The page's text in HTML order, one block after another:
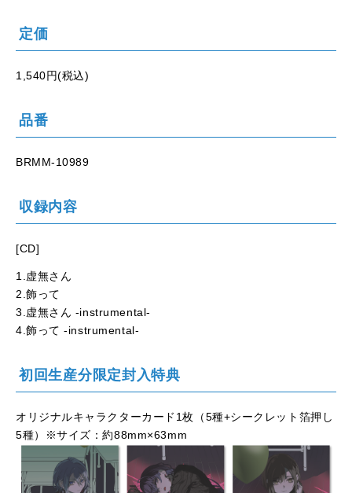
定価
1,540円(税込)
品番
BRMM-10989
収録内容
[CD]
1.虚無さん
2.飾って
3.虚無さん -instrumental-
4.飾って -instrumental-
初回生産分限定封入特典
オリジナルキャラクターカード1枚（5種+シークレット箔押し
5種）※サイズ：約88mm×63mm